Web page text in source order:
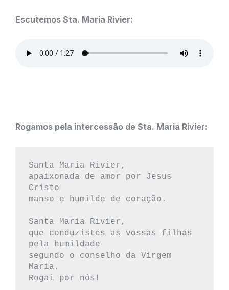
Escutemos Sta. Maria Rivier:
Rogamos pela intercessão de Sta. Maria Rivier:
Santa Maria Rivier,
apaixonada de amor por Jesus
Cristo
manso e humilde de coração.
Santa Maria Rivier,
que conduzistes as vossas filhas
pela humildade
segundo o conselho da Virgem
Maria.
Rogai por nós!